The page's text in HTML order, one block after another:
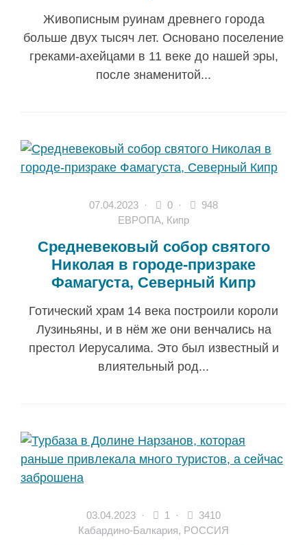
Живописным руинам древнего города
больше двух тысяч лет. Основано поселение
греками-ахейцами в 11 веке до нашей эры,
после знаменитой...
07.04.2023 · 0 ·
948
ЕВРОПА, Кипр
Средневековый собор святого
Николая в городе-призраке
Фамагуста, Северный Кипр
Готический храм 14 века построили короли
Лузиньяны, и в нём же они венчались на
престол Иерусалима. Это был известный и
влиятельный род...
03.04.2023 · 1 ·
3410
Кабардино-Балкария, РОССИЯ